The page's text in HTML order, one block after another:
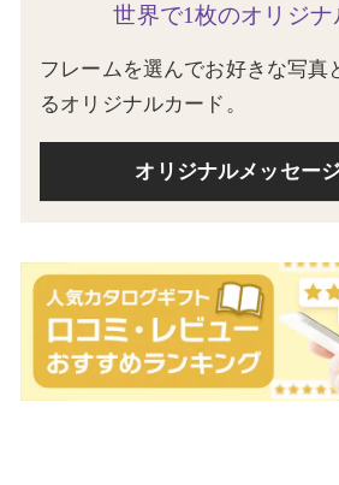
世界で1枚のオリジナ
フレームを選んでお好きな写真
るオリジナルカード。
オリジナルメッセー